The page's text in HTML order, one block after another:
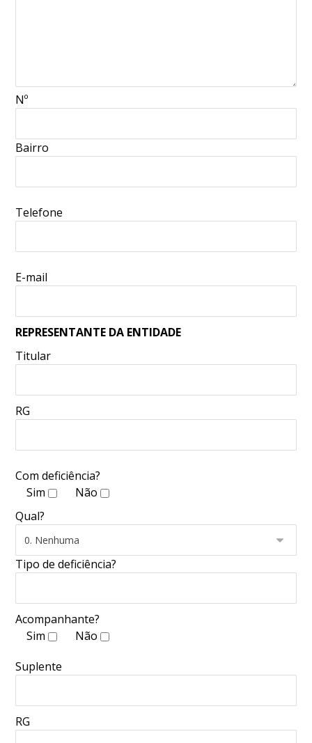
Nº
Bairro
Telefone
E-mail
REPRESENTANTE DA ENTIDADE
Titular
RG
Com deficiência?
Sim
Não
Qual?
Tipo de deficiência?
Acompanhante?
Sim
Não
Suplente
RG